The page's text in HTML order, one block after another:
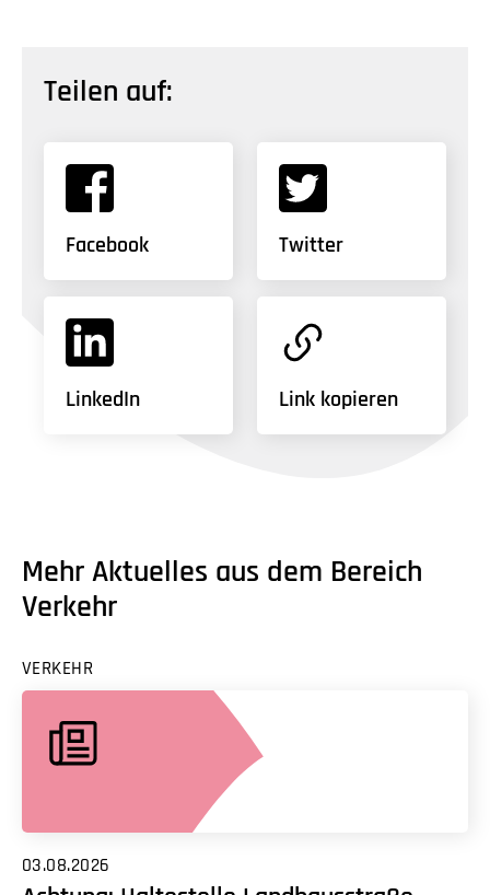
Teilen auf:
Facebook Twitter
LinkedIn Link kopieren
Mehr Aktuelles aus dem Bereich
Verkehr
VERKEHR
03.08.2026